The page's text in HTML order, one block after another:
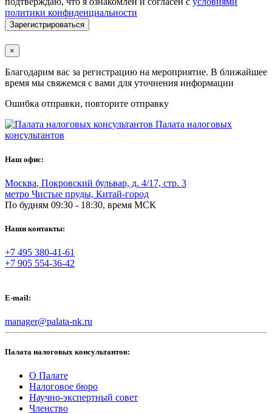
политики конфиденциальности
Зарегистрироваться
×
Благодарим вас за регистрацию на мероприятие. В ближайшее
время мы свяжемся с вами для уточнения информации
Ошибка отправки, повторите отправку
Палата налоговых
консультантов
Наш офис:
Москва, Покровский бульвар, д. 4/17, стр. 3
метро Чистые пруды, Китай-город
По будням 09:30 - 18:30, время МСК
Наши контакты:
+7 495 380-41-61
+7 905 554-36-42
E-mail:
manager@palata-nk.ru
Палата налоговых консультантов:
О Палате
Налоговое бюро
Научно-экспертный совет
Членство